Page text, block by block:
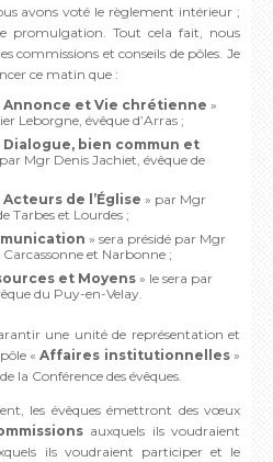
avons voté le règlement intérieur ;
promulgation. Tout cela fait, nous
commissions et conseils de pôles. Je
ce matin que :
Annonce et Vie chrétienne »
Leborgne, évêque d’Arras ;
Dialogue, bien commun et
Mgr Denis Jachiet, évêque de
Acteurs de l’Église » par Mgr
Tarbes et Lourdes ;
» sera présidé par Mgr
et Narbonne ;
et Moyens » le sera par
du Puy-en-Velay.
une unité de représentation et
«Affaires institutionnelles»
la Conférence des évêques.
les évêques émettront des vœux
auxquels ils voudraient
ils voudraient participer et le